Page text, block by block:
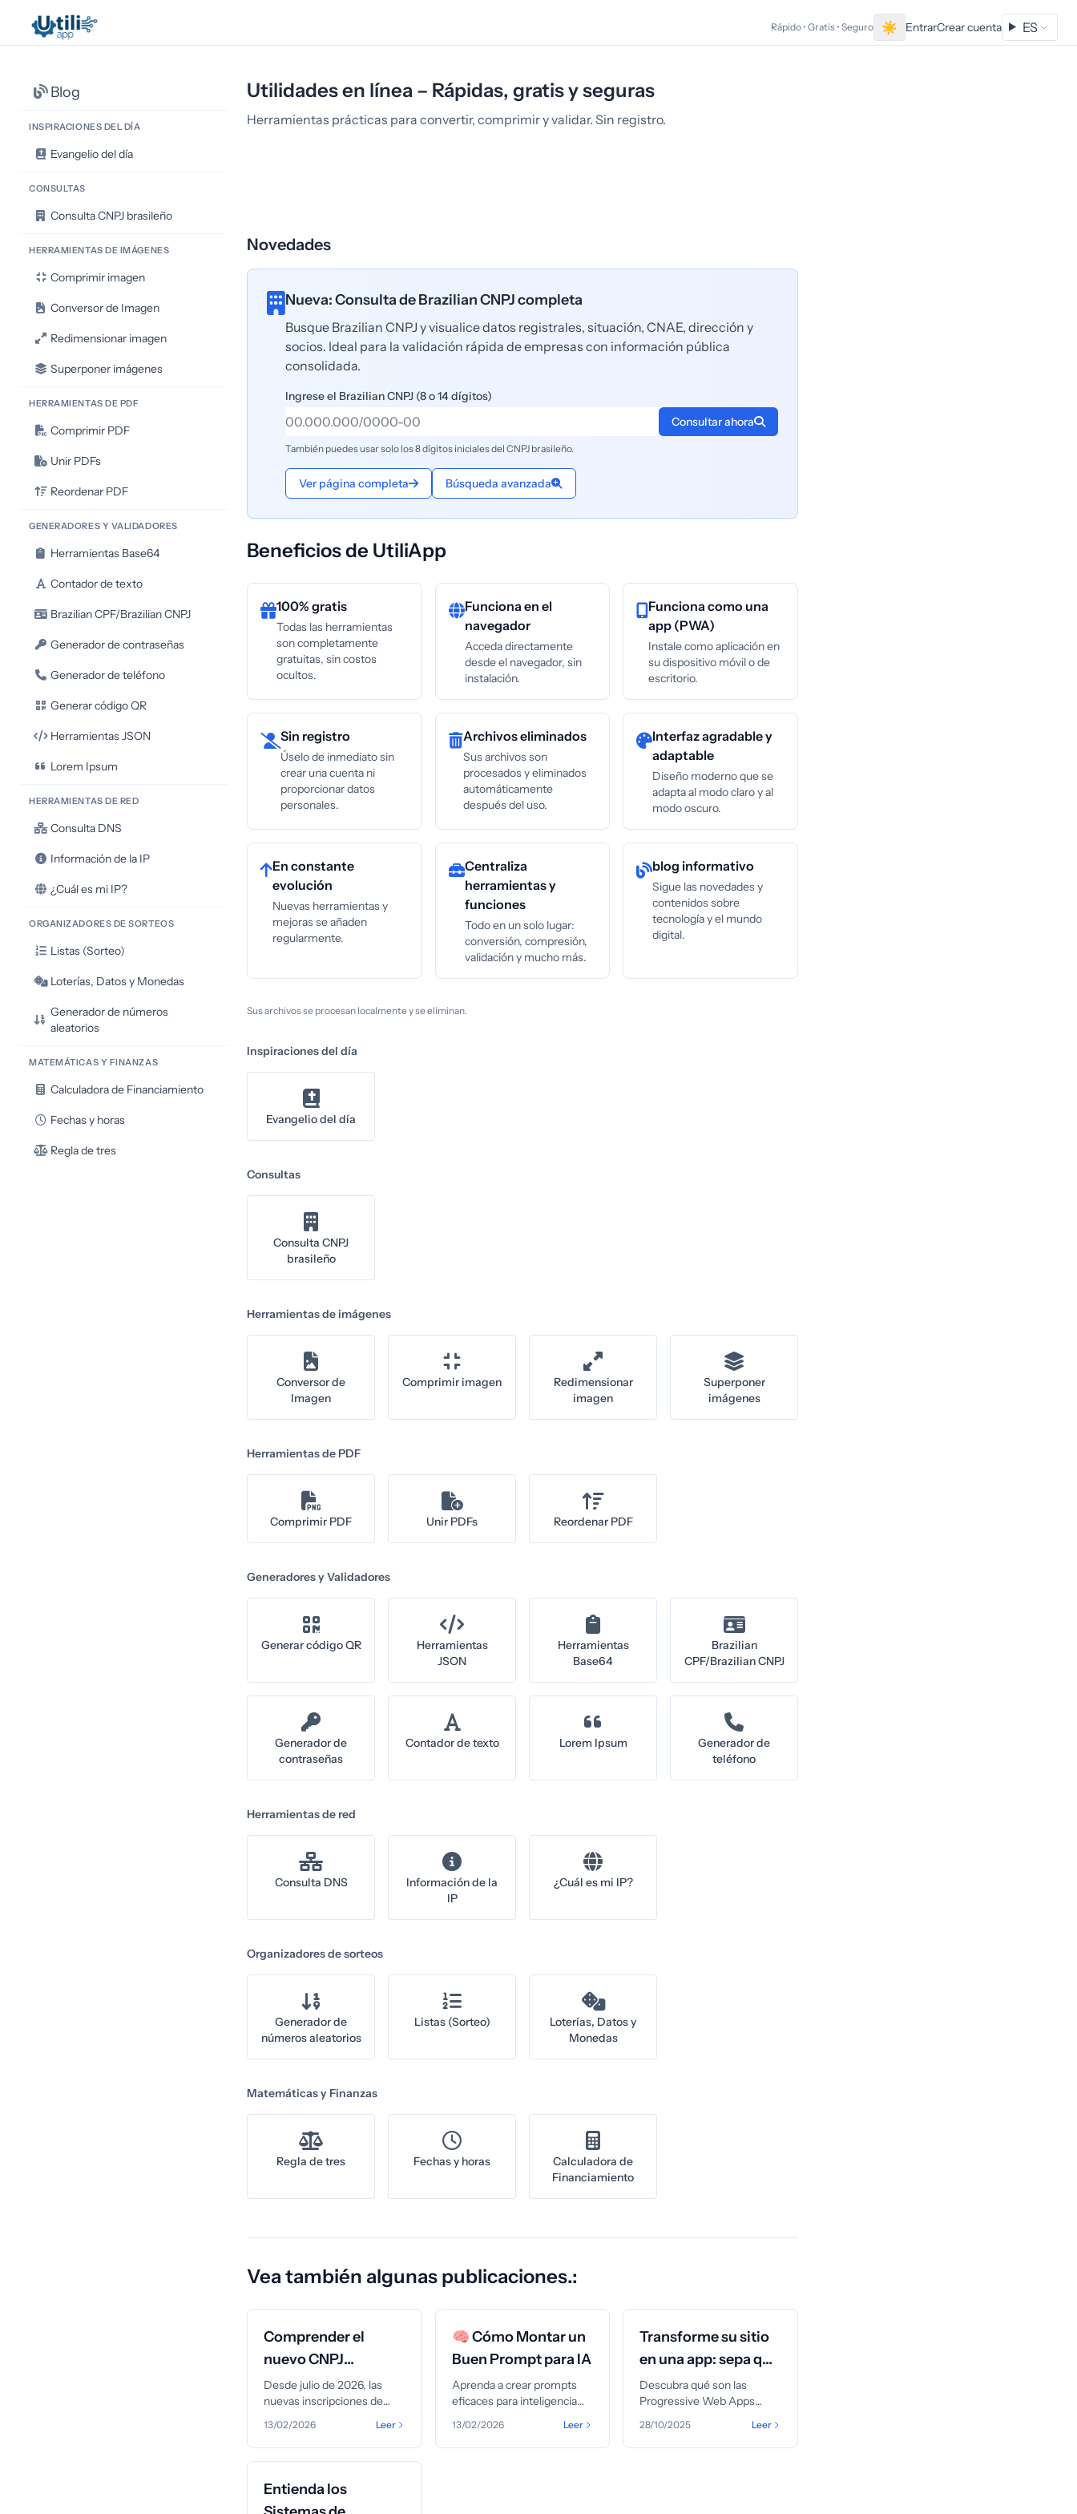
Rápido • Gratis • Seguro ☀ EntrarCrear cuenta ES
Blog
INSPIRACIONES DEL DÍA
Evangelio del día
CONSULTAS
Consulta CNPJ brasileño
HERRAMIENTAS DE IMÁGENES
Comprimir imagen
Conversor de Imagen
Redimensionar imagen
Superponer imágenes
HERRAMIENTAS DE PDF
Comprimir PDF
Unir PDFs
Reordenar PDF
GENERADORES Y VALIDADORES
Herramientas Base64
Contador de texto
Brazilian CPF/Brazilian CNPJ
Generador de contraseñas
Generador de teléfono
Generar código QR
Herramientas JSON
Lorem Ipsum
HERRAMIENTAS DE RED
Consulta DNS
Información de la IP
¿Cuál es mi IP?
ORGANIZADORES DE SORTEOS
Listas (Sorteo)
Loterías, Datos y Monedas
Generador de números
aleatorios
MATEMÁTICAS Y FINANZAS
Calculadora de Financiamiento
Fechas y horas
Regla de tres
Utilidades en línea – Rápidas, gratis y seguras
Herramientas prácticas para convertir, comprimir y validar. Sin registro.
Novedades
Nueva: Consulta de Brazilian CNPJ completa
Busque Brazilian CNPJ y visualice datos registrales, situación, CNAE, dirección y
socios. Ideal para la validación rápida de empresas con información pública
consolidada.
Ingrese el Brazilian CNPJ (8 o 14 dígitos)
Consultar ahora
También puedes usar solo los 8 dígitos iniciales del CNPJ brasileño.
Ver página completa Búsqueda avanzada
Beneficios de UtiliApp
100% gratis
Todas las herramientas
son completamente
gratuitas, sin costos
ocultos.
Funciona en el
navegador
Acceda directamente
desde el navegador, sin
instalación.
Funciona como una
app (PWA)
Instale como aplicación en
su dispositivo móvil o de
escritorio.
Sin registro
Úselo de inmediato sin
crear una cuenta ni
proporcionar datos
personales.
Archivos eliminados
Sus archivos son
procesados y eliminados
automáticamente
después del uso.
Interfaz agradable y
adaptable
Diseño moderno que se
adapta al modo claro y al
modo oscuro.
En constante
evolución
Nuevas herramientas y
mejoras se añaden
regularmente.
Centraliza
herramientas y
funciones
Todo en un solo lugar:
conversión, compresión,
validación y mucho más.
blog informativo
Sigue las novedades y
contenidos sobre
tecnología y el mundo
digital.
Sus archivos se procesan localmente y se eliminan.
Inspiraciones del día
Evangelio del día
Consultas
Consulta CNPJ
brasileño
Herramientas de imágenes
Conversor de
Imagen
Comprimir imagen
Redimensionar
imagen
Superponer
imágenes
Herramientas de PDF
Comprimir PDF Unir PDFs Reordenar PDF
Generadores y Validadores
Generar código QR
Herramientas
JSON
Herramientas
Base64
Brazilian
CPF/Brazilian CNPJ
Generador de
contraseñas
Contador de texto Lorem Ipsum
Generador de
teléfono
Herramientas de red
Consulta DNS
Información de la
IP
¿Cuál es mi IP?
Organizadores de sorteos
Generador de
números aleatorios
Listas (Sorteo)
Loterías, Datos y
Monedas
Matemáticas y Finanzas
Regla de tres Fechas y horas
Calculadora de
Financiamiento
Vea también algunas publicaciones.:
Comprender el
nuevo CNPJ
alfanumérico de
Brasil
Desde julio de 2026, las
nuevas inscripciones de
utilizarán un formato CNPJ
alfanumérico. Descubra qué
cambia, qué permanece
igual y cómo prepararse.
13/02/2026 Leer
🧠 Cómo Montar un
Buen Prompt para IA
Aprenda a crear prompts
eficaces para inteligencia
para obtener respuestas
precisas y útiles, ya sea para
13/02/2026 Leer
Transforme su sitio
en una app: sepa qué
es un PWA
Descubra qué son las
Progressive Web Apps
su sitio en una aplicación
instalable, sin pasar por
28/10/2025 Leer
Entienda los